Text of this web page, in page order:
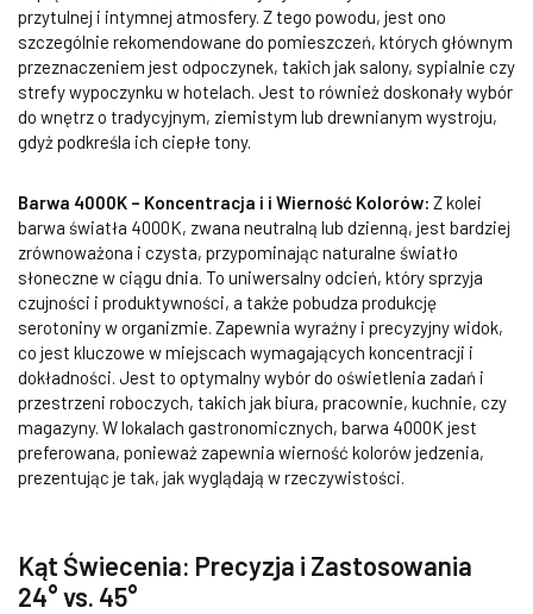
przytulnej i intymnej atmosfery. Z tego powodu, jest ono
szczególnie rekomendowane do pomieszczeń, których głównym
przeznaczeniem jest odpoczynek, takich jak salony, sypialnie czy
strefy wypoczynku w hotelach. Jest to również doskonały wybór
do wnętrz o tradycyjnym, ziemistym lub drewnianym wystroju,
gdyż podkreśla ich ciepłe tony.
Barwa 4000K – Koncentracja i i Wierność Kolorów: Z kolei
barwa światła 4000K, zwana neutralną lub dzienną, jest bardziej
zrównoważona i czysta, przypominając naturalne światło
słoneczne w ciągu dnia. To uniwersalny odcień, który sprzyja
czujności i produktywności, a także pobudza produkcję
serotoniny w organizmie. Zapewnia wyraźny i precyzyjny widok,
co jest kluczowe w miejscach wymagających koncentracji i
dokładności. Jest to optymalny wybór do oświetlenia zadań i
przestrzeni roboczych, takich jak biura, pracownie, kuchnie, czy
magazyny. W lokalach gastronomicznych, barwa 4000K jest
preferowana, ponieważ zapewnia wierność kolorów jedzenia,
prezentując je tak, jak wyglądają w rzeczywistości.
Kąt Świecenia: Precyzja i Zastosowania
24° vs. 45°